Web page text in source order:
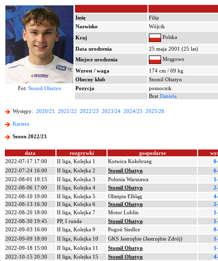
Imię
Filip
Nazwisko
Wójcik
Kraj
Polska
Data urodzenia
25 maja 2001 (25 lat)
Miejsce urodzenia
Mrągowo
Wzrost / waga
174 cm / 69 kg
Obecny klub
Stomil Olsztyn
Fot: Stomil Olsztyn Pozycja
pomocnik
Brat Daniela
Występy: 2020/21 2021/22 2022/23 2023/24 2024/25 2025/26
Kariera
Sezon 2022/23
data rozgrywki gospodarze
2022-07-17 17:00
II liga, Kolejka 1 Kotwica Kołobrzeg
2022-07-24 16:00
II liga, Kolejka 2 Stomil Olsztyn
2022-08-01 18:15
II liga, Kolejka 3 Polonia Warszawa
2022-08-06 17:00
II liga, Kolejka 4 Stomil Olsztyn
2022-08-10 19:00
II liga, Kolejka 5 Olimpia Elbląg
2022-08-13 16:30
II liga, Kolejka 6 Stomil Olsztyn
2022-08-20 18:00
II liga, Kolejka 7 Motor Lublin
2022-08-30 19:45
PP, I runda Stomil Olsztyn
2022-09-03 16:00
II liga, Kolejka 9 Pogoń Siedlce
2022-09-09 18:00
II liga, Kolejka 10 GKS Jastrzębie (Jastrzębie Zdrój)
2022-09-18 15:00
II liga, Kolejka 11 Stomil Olsztyn
2022-10-15 20:30
II liga, Kolejka 15 Stomil Olsztyn